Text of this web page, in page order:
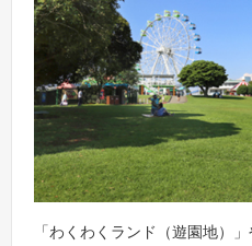
「わくわくランド（遊園地）